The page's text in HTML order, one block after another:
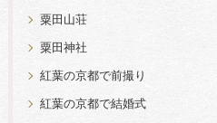
粟田山荘
粟田神社
紅葉の京都で前撮り
紅葉の京都で結婚式